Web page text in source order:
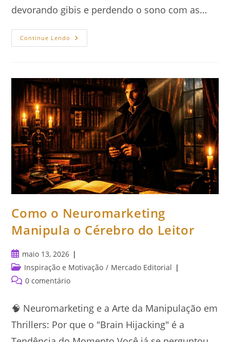
devorando gibis e perdendo o sono com as…
Continue Lendo Anatomia
Da
Do
Vilão
Perfeito
Como o Neuromarketing
Manipula o Cérebro do Leitor
Post
publicado:
maio 13, 2026
Categoria
do
Inspiração e Motivação / Mercado Editorial
Comentários
post:
0 comentário
🧠 Neuromarketing e a Arte da Manipulação em
Thrillers: Por que o "Brain Hijacking" é a